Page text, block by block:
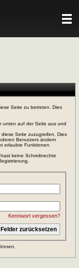
Seite zu betreten. Dies
unten auf der Seite aus und
Seite zuzugreifen. Dies
Benutzers ändern
erlaubte Funktionen
keine Schreibrechte
Kennwort vergessen?